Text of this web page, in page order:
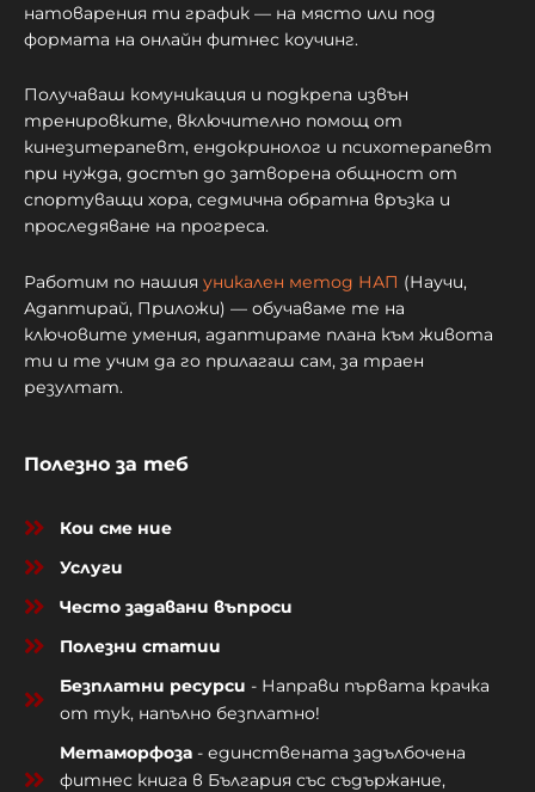
натоварения ти график — на място или под
формата на онлайн фитнес коучинг.
Получаваш комуникация и подкрепа извън
тренировките, включително помощ от
кинезитерапевт, ендокринолог и психотерапевт
при нужда, достъп до затворена общност от
спортуващи хора, седмична обратна връзка и
проследяване на прогреса.
Работим по нашия уникален метод НАП (Научи,
Адаптирай, Приложи) — обучаваме те на
ключовите умения, адаптираме плана към живота
ти и те учим да го прилагаш сам, за траен
резултат.
Полезно за теб
Кои сме ние
Услуги
Често задавани въпроси
Полезни статии
Безплатни ресурси - Направи първата крачка
от тук, напълно безплатно!
Метаморфоза - единствената задълбочена
фитнес книга в България със съдържание,